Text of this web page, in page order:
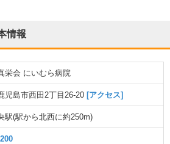
情報
栄会 にいむら病院
児島市西田2丁目26-20 [アクセス]
駅(駅から北西に約250m)